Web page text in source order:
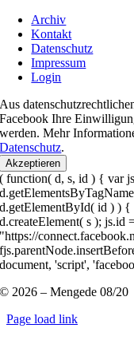
Archiv
Kontakt
Datenschutz
Impressum
Login
Aus
Facebook Ihre
werden. Mehr
Datenschutz.
Akzeptieren
( function( d, s, id ) { var
d.getElementById( id ) )
d.createElement( s ); js.id
"https://
document, 'script',
© 2026 – Mengede 08/20
Page load link